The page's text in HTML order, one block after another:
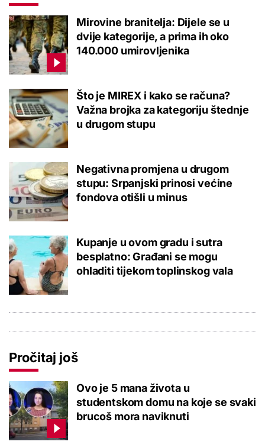
Mirovine branitelja: Dijele se u
dvije kategorije, a prima ih oko
140.000 umirovljenika
Što je MIREX i kako se računa?
Važna brojka za kategoriju štednje
u drugom stupu
Negativna promjena u drugom
stupu: Srpanjski prinosi većine
fondova otišli u minus
Kupanje u ovom gradu i sutra
besplatno: Građani se mogu
ohladiti tijekom toplinskog vala
Pročitaj još
Ovo je 5 mana života u
studentskom domu na koje se svaki
brucoš mora naviknuti